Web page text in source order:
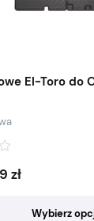
El-Toro do
zł
Wybierz